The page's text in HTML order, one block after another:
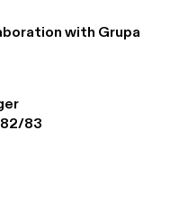
with Grupa
83